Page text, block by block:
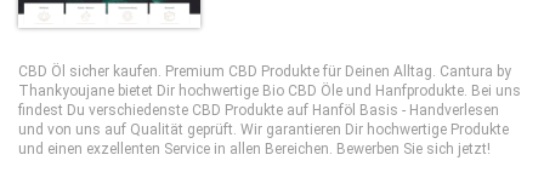
CBD Öl sicher kaufen. Premium CBD Produkte für Deinen Alltag. Cantura by
Thankyoujane bietet Dir hochwertige Bio CBD Öle und Hanfprodukte. Bei uns
findest Du verschiedenste CBD Produkte auf Hanföl Basis - Handverlesen
und von uns auf Qualität geprüft. Wir garantieren Dir hochwertige Produkte
und einen exzellenten Service in allen Bereichen. Bewerben Sie sich jetzt!